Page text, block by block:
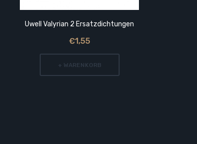
Uwell Valyrian 2 Ersatzdichtungen
€1,55
+ WARENKORB